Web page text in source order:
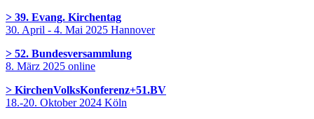
> 39. Evang. Kirchentag
30. April - 4. Mai 2025 Hannover
> 52. Bundesversammlung
8. März 2025 online
> KirchenVolksKonferenz+51.BV
18.-20. Oktober 2024 Köln